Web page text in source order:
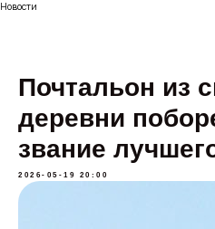
Новости
Почтальон из
деревни
звание
2026-05-19 20:00